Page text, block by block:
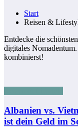
Start
Reisen &
Entdecke die
digitales
kombinierst!
Albanien vs.
ist dein Geld im